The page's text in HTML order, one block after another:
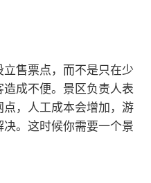
售票点，而不是只在少
造成不便。景区负责人表
，人工成本会增加，游
。这时候你需要一个景